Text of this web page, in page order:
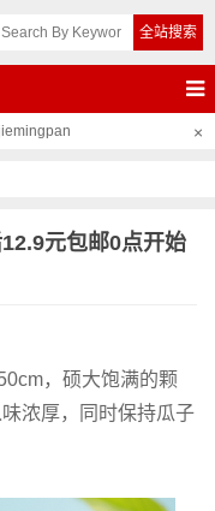
×
元包邮0点开始
，硕大饱满的颗
浓厚，同时保持瓜子